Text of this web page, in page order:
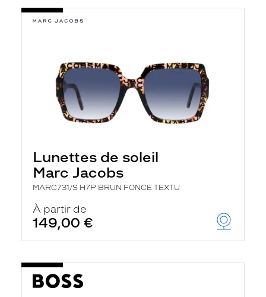
Lunettes de soleil
Marc Jacobs
MARC731/S H7P BRUN FONCE TEXTU
À partir de
149,00 €